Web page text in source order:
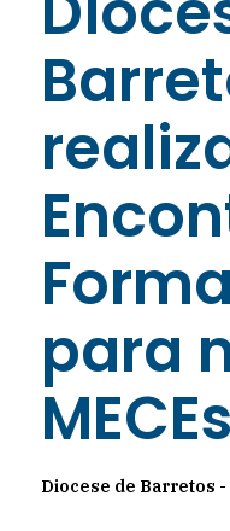
para
MECEs
Diocese de Barretos -